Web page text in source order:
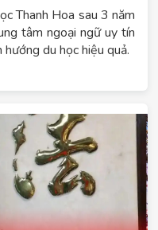
Thanh Hoa sau 3 năm
tâm ngoại ngữ uy tín
du học hiệu quả.